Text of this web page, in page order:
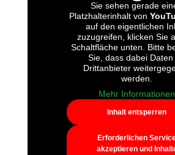
Sie sehen gerade
Platzhalterinhalt von
auf den eigentlichen
zuzugreifen, klicken Sie
Schaltfläche unten. Bitte
Sie, dass dabei Daten
Drittanbieter
werden.
Mehr Informationen
Inhalt entsperren
Erforderlichen
akzeptieren und